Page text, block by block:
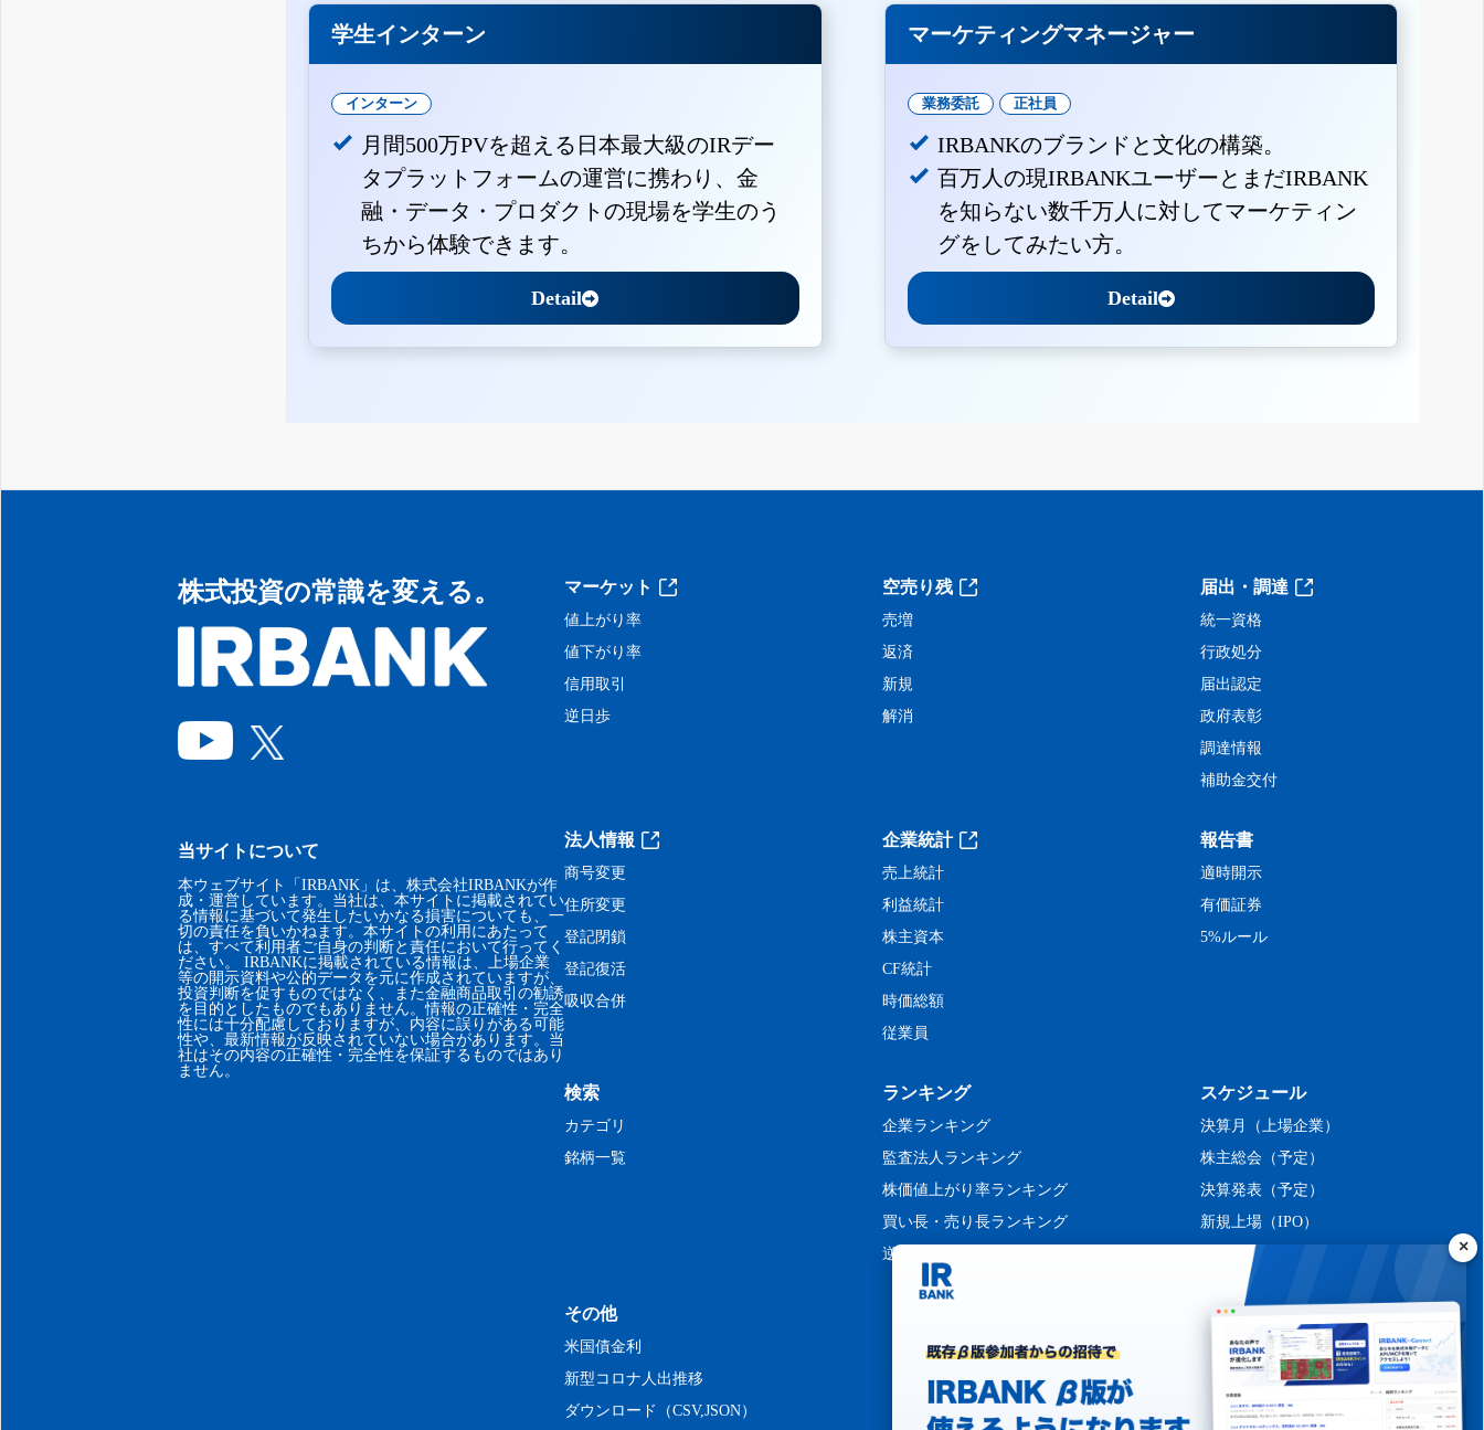
学生インターン
インターン
月間500万PVを超える日本最大級のIRデー
タプラットフォームの運営に携わり、金
融・データ・プロダクトの現場を学生のう
ちから体験できます。
Detail
マーケティングマネージャー
業務委託 正社員
IRBANKのブランドと文化の構築。
百万人の現IRBANKユーザーとまだIRBANK
を知らない数千万人に対してマーケティン
グをしてみたい方。
Detail
株式投資の常識を変える。
当サイトについて
本ウェブサイト「IRBANK」は、株式会社IRBANKが作
成・運営しています。当社は、本サイトに掲載されてい
る情報に基づいて発生したいかなる損害についても、一
切の責任を負いかねます。本サイトの利用にあたって
は、すべて利用者ご自身の判断と責任において行ってく
ださい。 IRBANKに掲載されている情報は、上場企業
等の開示資料や公的データを元に作成されていますが、
投資判断を促すものではなく、また金融商品取引の勧誘
を目的としたものでもありません。情報の正確性・完全
性には十分配慮しておりますが、内容に誤りがある可能
性や、最新情報が反映されていない場合があります。当
社はその内容の正確性・完全性を保証するものではあり
ません。
マーケット
値上がり率
値下がり率
信用取引
逆日歩
空売り残
売増
返済
新規
解消
届出・調達
統一資格
行政処分
届出認定
政府表彰
調達情報
補助金交付
法人情報
商号変更
住所変更
登記閉鎖
登記復活
吸収合併
企業統計
売上統計
利益統計
株主資本
CF統計
時価総額
従業員
報告書
適時開示
有価証券
5%ルール
検索
カテゴリ
銘柄一覧
ランキング
企業ランキング
監査法人ランキング
株価値上がり率ランキング
買い長・売り長ランキング
逆日歩ランキング
スケジュール
決算月（上場企業）
株主総会（予定）
決算発表（予定）
新規上場（IPO）
その他
米国債金利
新型コロナ人出推移
ダウンロード（CSV,JSON）